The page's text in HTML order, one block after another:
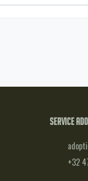
Service
+32